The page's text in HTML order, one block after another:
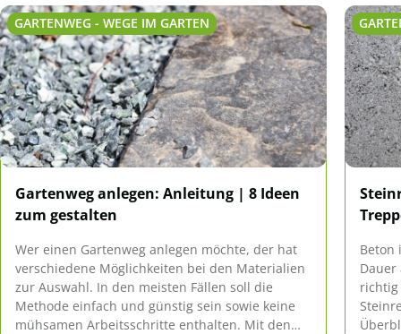
GARTENWEG - WEGE IM GARTEN
Gartenweg anlegen: Anleitung | 8 Ideen
zum gestalten
Wer einen Gartenweg anlegen möchte, der hat
verschiedene Möglichkeiten bei den Materialien
zur Auswahl. In den meisten Fällen soll die
Methode einfach und günstig sein sowie keine
mühsamen Arbeitsschritte enthalten. Mit den
Beton